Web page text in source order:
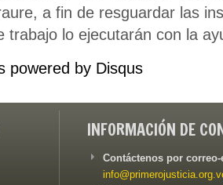
a fin de resguardar las
trabajo lo ejecutarán con la
powered by Disqus
INFORMACIÓN DE
Contáctenos por